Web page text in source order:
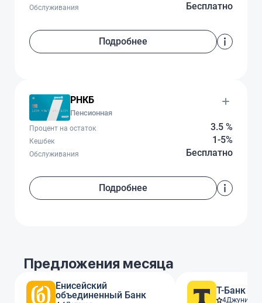
Бесплатно
Обслуживания
Подробнее
РНКБ
Пенсионная
3.5 %
Процент на остаток
1-5%
Кешбек
Бесплатно
Обслуживания
Подробнее
Предложения месяца
Енисейский
объединенный Банк
Т-Банк
4Джуниор